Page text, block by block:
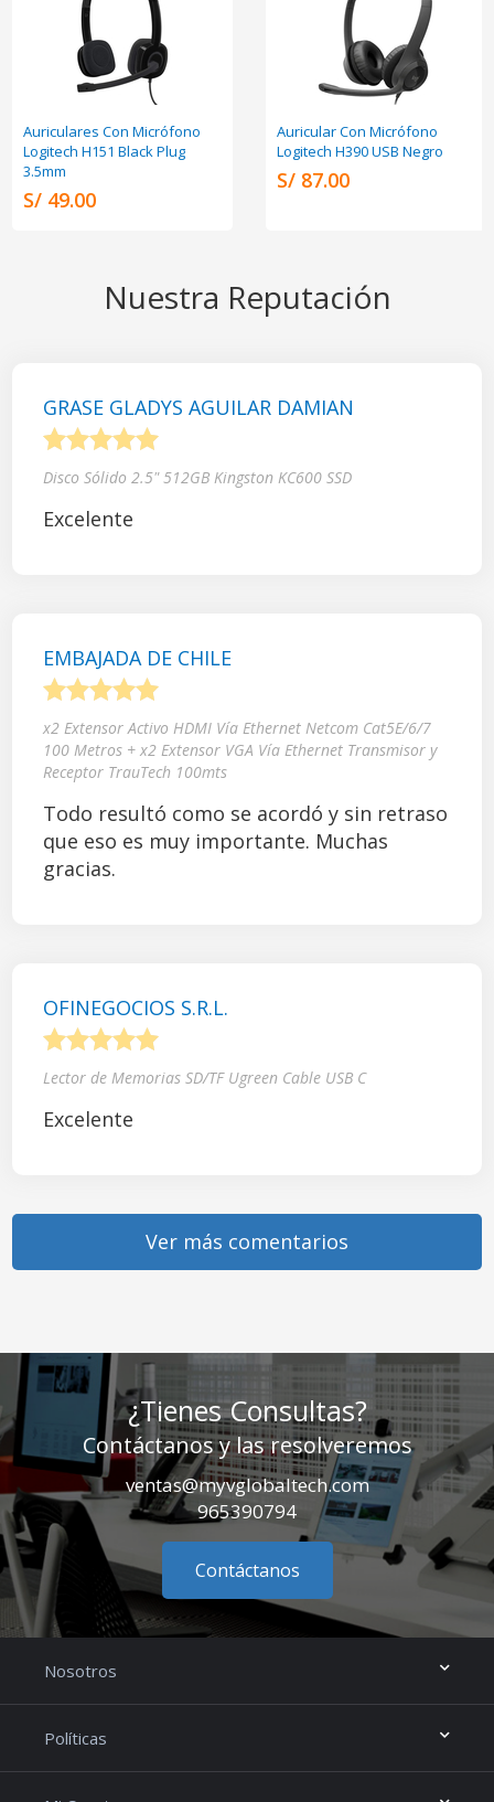
Auriculares Con Micrófono
Logitech H151 Black Plug
3.5mm
S/ 49.00
Auricular Con Micrófono
Logitech H390 USB Negro
S/ 87.00
Nuestra Reputación
GRASE GLADYS AGUILAR DAMIAN
Disco Sólido 2.5" 512GB Kingston KC600 SSD
Excelente
EMBAJADA DE CHILE
x2 Extensor Activo HDMI Vía Ethernet Netcom Cat5E/6/7
100 Metros + x2 Extensor VGA Vía Ethernet Transmisor y
Receptor TrauTech 100mts
Todo resultó como se acordó y sin retraso
que eso es muy importante. Muchas
gracias.
OFINEGOCIOS S.R.L.
Lector de Memorias SD/TF Ugreen Cable USB C
Excelente
Ver más comentarios
¿Tienes Consultas?
Contáctanos y las resolveremos
ventas@myvglobaltech.com
965390794
Contáctanos
Nosotros
Políticas